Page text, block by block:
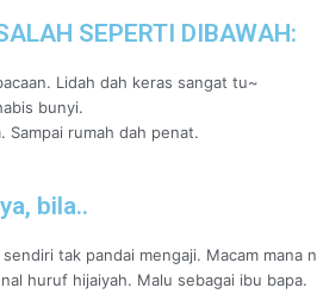
SEPERTI DIBAWAH:
Lidah dah keras sangat tu~
bunyi.
Sampai rumah dah penat.
bila..
tak pandai mengaji. Macam mana
huruf hijaiyah. Malu sebagai ibu bapa.